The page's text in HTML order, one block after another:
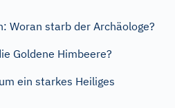
Woran starb der Archäologe?
Goldene Himbeere?
ein starkes Heiliges